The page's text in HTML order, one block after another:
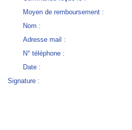
Moyen de remboursement :
Nom :
Adresse mail :
N° téléphone :
Date :
Signature :